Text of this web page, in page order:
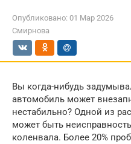
Опубликовано: 01 Мар 2026
Смирнова
Вы когда-нибудь
автомобиль может
нестабильно? Одной из
может быть
коленвала. Более 20%